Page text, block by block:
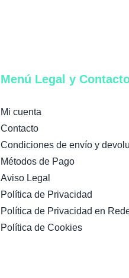
Menú Legal y
Mi cuenta
Contacto
Condiciones de envío y
Métodos de Pago
Aviso Legal
Política de Privacidad
Política de Privacidad en
Política de Cookies